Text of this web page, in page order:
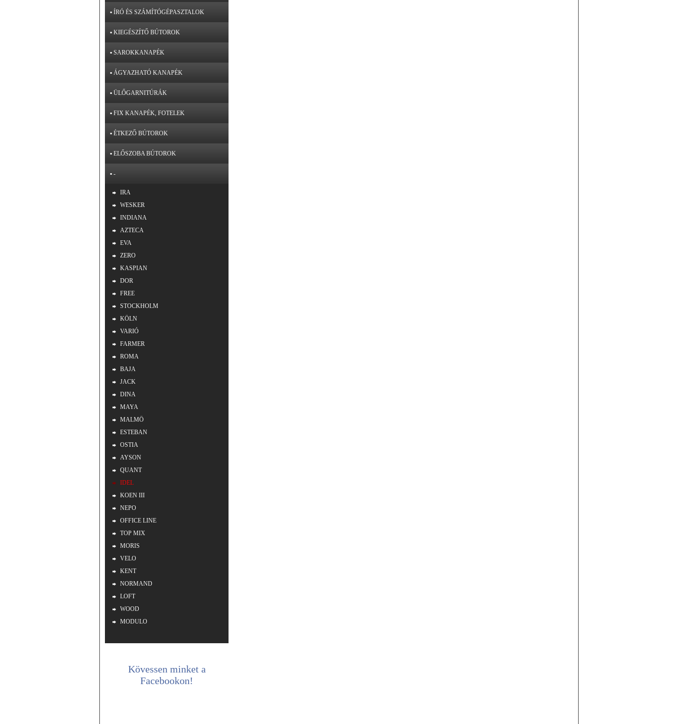
▪ ÍRÓ ÉS SZÁMÍTÓGÉPASZTALOK
▪ KIEGÉSZÍTŐ BÚTOROK
▪ SAROKKANAPÉK
▪ ÁGYAZHATÓ KANAPÉK
▪ ÜLŐGARNITÚRÁK
▪ FIX KANAPÉK, FOTELEK
▪ ÉTKEZŐ BÚTOROK
▪ ELŐSZOBA BÚTOROK
▪ -
IRA
WESKER
INDIANA
AZTECA
EVA
ZERO
KASPIAN
DOR
FREE
STOCKHOLM
KÖLN
VARIÓ
FARMER
ROMA
BAJA
JACK
DINA
MAYA
MALMÖ
ESTEBAN
OSTIA
AYSON
QUANT
IDEL
KOEN III
NEPO
OFFICE LINE
TOP MIX
MORIS
VELO
KENT
NORMAND
LOFT
WOOD
MODULO
Kövessen minket a
Facebookon!